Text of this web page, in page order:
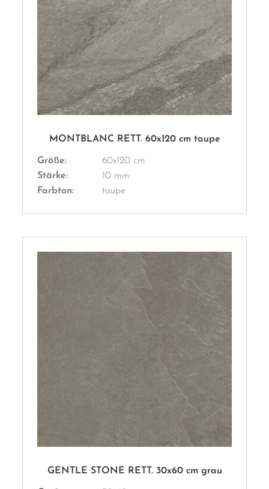
MONTBLANC RETT. 60x120 cm taupe
Größe:
60x120 cm
Stärke:
10 mm
Farbton:
taupe
GENTLE STONE RETT. 30x60 cm grau